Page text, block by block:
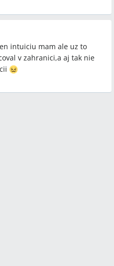
intuiciu mam ale uz to
v zahranici,a aj tak nie